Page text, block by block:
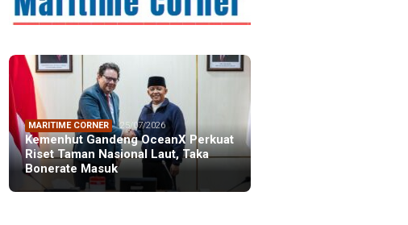
MARITIME CORNER 25/07/2026
Kemenhut Gandeng OceanX Perkuat
Riset Taman Nasional Laut, Taka
Bonerate Masuk